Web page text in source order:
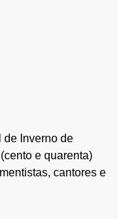
de Inverno de
e quarenta)
cantores e